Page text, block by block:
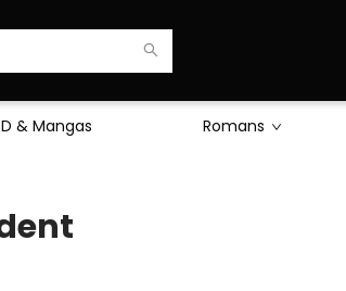
& Mangas Romans